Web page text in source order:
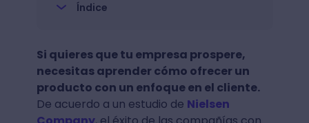
Índice
Si quieres que tu empresa prospere,
necesitas aprender cómo ofrecer un
producto con un enfoque en el cliente.
De acuerdo a un estudio de Nielsen